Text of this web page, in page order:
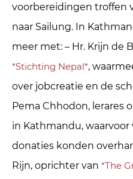
voorbereidingen troffen
naar Sailung. In
meer met: – Hr. Krijn de
*Stichting Nepal*,
over jobcreatie en de
Pema Chhodon, lerares
in Kathmandu,
donaties konden
Rijn, oprichter van *The